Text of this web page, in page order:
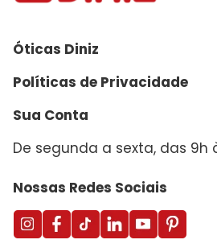
Óticas Diniz
Políticas de Privacidade
Sua Conta
De segunda a sexta, das 9h
Nossas Redes Sociais